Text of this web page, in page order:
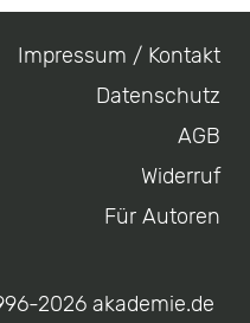
Impressum / Kontakt
Datenschutz
AGB
Widerruf
Für Autoren
2026 akademie.de